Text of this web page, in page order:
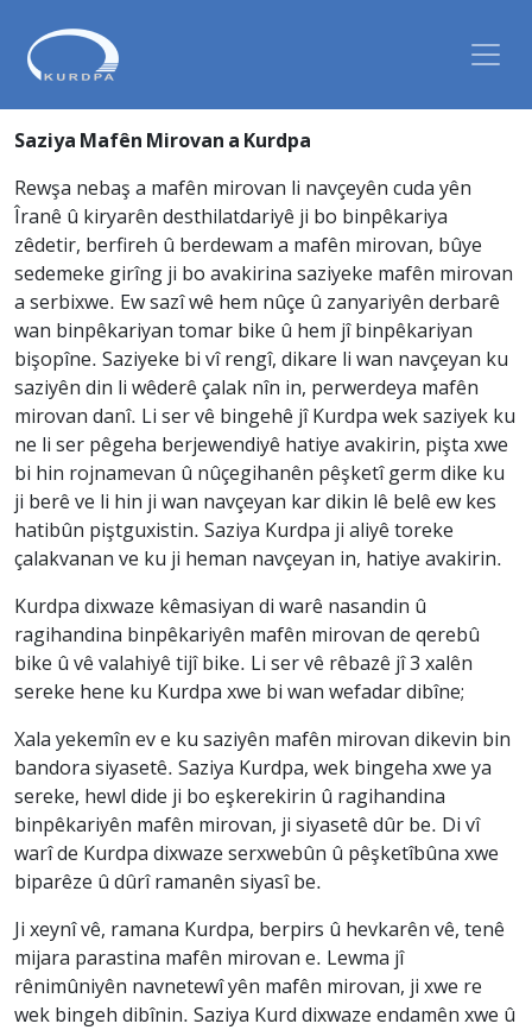
Saziya Mafên Mirovan a Kurdpa
Rewşa nebaş a mafên mirovan li navçeyên cuda yên
Îranê û kiryarên desthilatdariyê ji bo binpêkariya
zêdetir, berfireh û berdewam a mafên mirovan, bûye
sedemeke girîng ji bo avakirina saziyeke mafên mirovan
a serbixwe. Ew sazî wê hem nûçe û zanyariyên derbarê
wan binpêkariyan tomar bike û hem jî binpêkariyan
bişopîne. Saziyeke bi vî rengî, dikare li wan navçeyan ku
saziyên din li wêderê çalak nîn in, perwerdeya mafên
mirovan danî. Li ser vê bingehê jî Kurdpa wek saziyek ku
ne li ser pêgeha berjewendiyê hatiye avakirin, pişta xwe
bi hin rojnamevan û nûçegihanên pêşketî germ dike ku
ji berê ve li hin ji wan navçeyan kar dikin lê belê ew kes
hatibûn piştguxistin. Saziya Kurdpa ji aliyê toreke
çalakvanan ve ku ji heman navçeyan in, hatiye avakirin.
Kurdpa dixwaze kêmasiyan di warê nasandin û
ragihandina binpêkariyên mafên mirovan de qerebû
bike û vê valahiyê tijî bike. Li ser vê rêbazê jî 3 xalên
sereke hene ku Kurdpa xwe bi wan wefadar dibîne;
Xala yekemîn ev e ku saziyên mafên mirovan dikevin bin
bandora siyasetê. Saziya Kurdpa, wek bingeha xwe ya
sereke, hewl dide ji bo eşkerekirin û ragihandina
binpêkariyên mafên mirovan, ji siyasetê dûr be. Di vî
warî de Kurdpa dixwaze serxwebûn û pêşketîbûna xwe
biparêze û dûrî ramanên siyasî be.
Ji xeynî vê, ramana Kurdpa, berpirs û hevkarên vê, tenê
mijara parastina mafên mirovan e. Lewma jî
rênimûniyên navnetewî yên mafên mirovan, ji xwe re
wek bingeh dibînin. Saziya Kurd dixwaze endamên xwe û